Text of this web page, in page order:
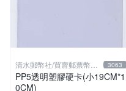
清水郵幣社/買賣郵票幣鈔
文獻
3063
PP5透明塑膠硬卡(小19CM*1
0CM)